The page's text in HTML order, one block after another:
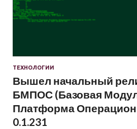
ТЕХНОЛОГИИ
Вышел начальный
БМПОС (Базовая
Платформа
0.1.231